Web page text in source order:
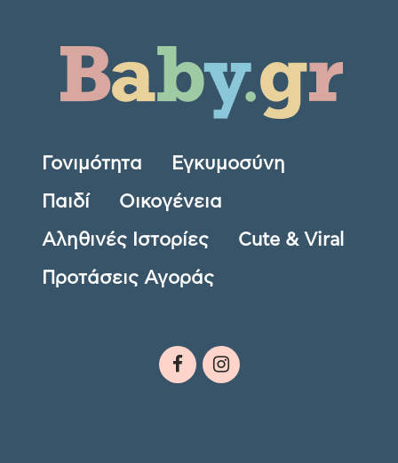
Γονιμότητα Εγκυμοσύνη
Παιδί Οικογένεια
Αληθινές Ιστορίες Cute & Viral
Προτάσεις Αγοράς